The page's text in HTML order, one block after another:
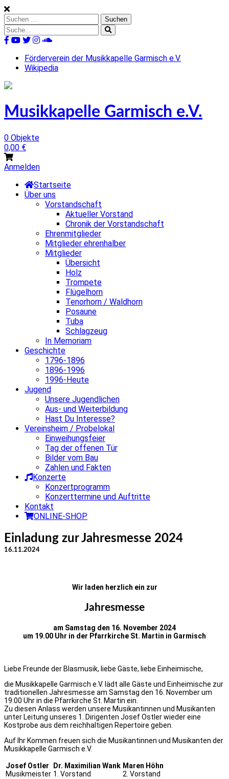
Skip
to
content
Suchen
nach:
Suche
nach:
Förderverein der Musikkapelle Garmisch e.V.
Wikipedia
Musikkapelle Garmisch e.V.
0 Objekte
0,00 €
Anmelden
Startseite
Über uns
Vorstandschaft
Aktueller Vorstand
Chronik der Vorstandschaft
Ehrenmitglieder
Mitglieder ehrenhalber
Mitglieder
Übersicht
Holz
Trompete
Flügelhorn
Tenorhorn / Waldhorn
Posaune
Tuba
Schlagzeug
In Memoriam
Geschichte
1796-1896
1896-1996
1996-Heute
Jugend
Unsere Jugendlichen
Aus- und Weiterbildung
Hast Du Interesse?
Vereinsheim / Probelokal
Einweihungsfeier
Tag der offenen Tür
Bilder vom Bau
Zahlen und Fakten
Konzerte
Konzertprogramm
Konzerttermine und Auftritte
Kontakt
ONLINE-SHOP
Einladung zur Jahresmesse 2024
16.11.2024
Wir laden herzlich ein zur
Jahresmesse
am Samstag den 16. November 2024
um 19.00 Uhr in der Pfarrkirche St. Martin in Garmisch
Liebe Freunde der Blasmusik, liebe Gäste, liebe Einheimische,
die Musikkapelle Garmisch e.V. lädt alle Gäste und Einheimische zur
traditionellen Jahresmesse am Samstag den 16. November um
19:00 Uhr in die Pfarrkirche St. Martin ein.
Zu diesen Anlass werden unsere Musikantinnen und Musikanten
unter Leitung unseres 1. Dirigenten Josef Ostler wieder eine
Kostprobe aus dem reichhaltigen Repertoire geben.
Auf Ihr Kommen freuen sich die Musikantinnen und Musikanten der
Musikkapelle Garmisch e.V.
Josef Ostler
Musikmeister
Dr. Maximilian Wank
1. Vorstand
Maren Höhn
2. Vorstand